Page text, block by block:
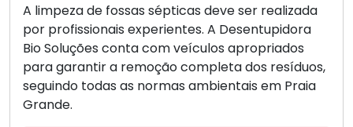
A limpeza de fossas sépticas deve ser realizada
por profissionais experientes. A Desentupidora
Bio Soluções conta com veículos apropriados
para garantir a remoção completa dos resíduos,
seguindo todas as normas ambientais em Praia
Grande.